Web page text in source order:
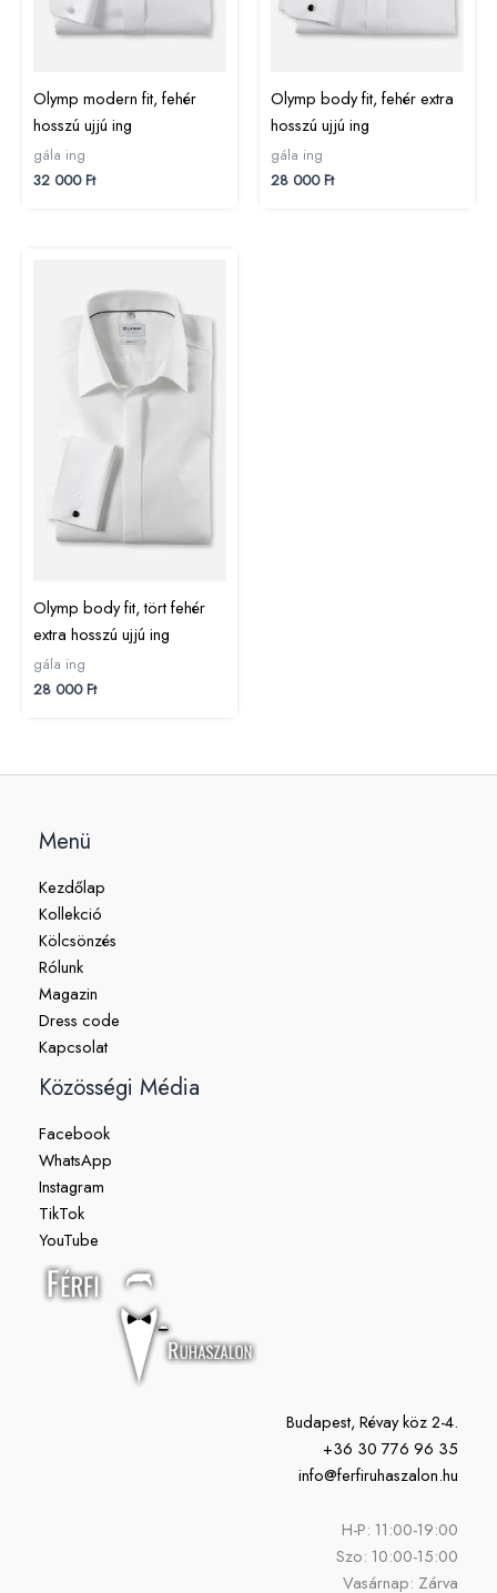
Olymp modern fit, fehér
hosszú ujjú ing
gála ing
32 000Ft
Olymp body fit, fehér extra
hosszú ujjú ing
gála ing
28 000Ft
Olymp body fit, tört fehér
extra hosszú ujjú ing
gála ing
28 000Ft
Menü
Kezdőlap
Kollekció
Kölcsönzés
Rólunk
Magazin
Dress code
Kapcsolat
Közösségi Média
Facebook
WhatsApp
Instagram
TikTok
YouTube
Budapest, Révay köz 2-4.
+36 30 776 96 35
info@ferfiruhaszalon.hu
H-P: 11:00-19:00
Szo: 10:00-15:00
Vasárnap: Zárva